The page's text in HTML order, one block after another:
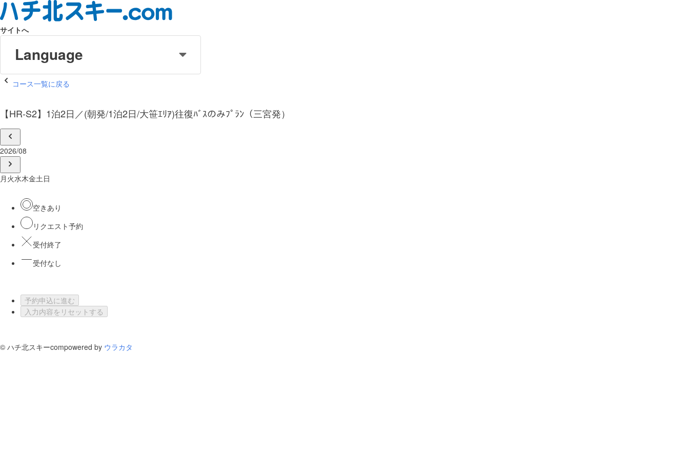
サイトへ
Language
コース一覧に戻る
【HR-S2】1泊2日／(朝発/1泊2日/大笹ｴﾘｱ)往復ﾊﾞｽのみﾌﾟﾗﾝ（三宮発）
2026/08
月 火水木金土日
空きあり
リクエスト予約
受付終了
受付なし
予約申込に進む
入力内容をリセットする
© ハチ北スキーcompowered by ウラカタ